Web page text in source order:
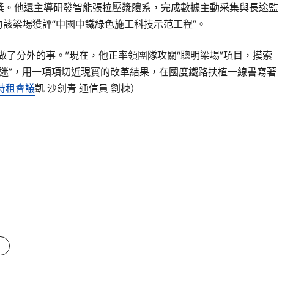
他還主導研發智能張拉壓漿體系，完成數據主動采集與長途監
梁場獲評“中國中鐵綠色施工科技示范工程”。
分外的事。”現在，他正率領團隊攻關“聰明梁場”項目，摸索
”，用一項項切近現實的改革結果，在國度鐵路扶植一線書寫著
租會議凱 沙劍青 通信員 劉棟）